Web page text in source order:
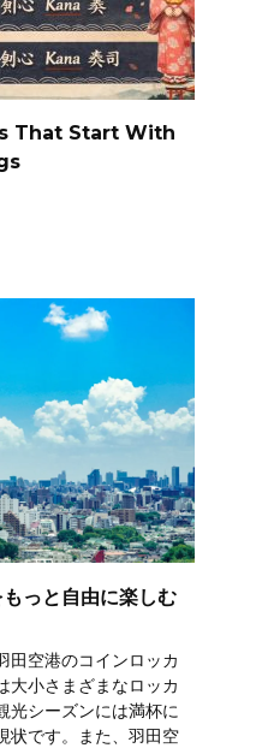
That Start With
っと自由に楽しむ
田空港のコインロッカ
大小さまざまなロッカ
光シーズンには満杯に
状です。また、羽田空